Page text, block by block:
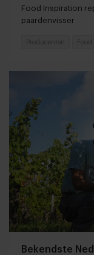
Food Inspiration
paardenvisser
Producenten Food
Bekendste